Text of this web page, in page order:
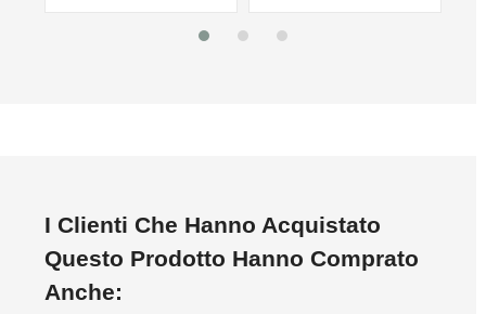
I Clienti Che Hanno Acquistato
Questo Prodotto Hanno Comprato
Anche: